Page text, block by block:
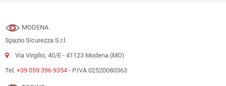
MODENA
Spazio Sicurezza S.r.l.
Via Virgilio, 40/E - 41123 Modena (MO)
Tel. +39 059 396 9354 - P.IVA 02520080363